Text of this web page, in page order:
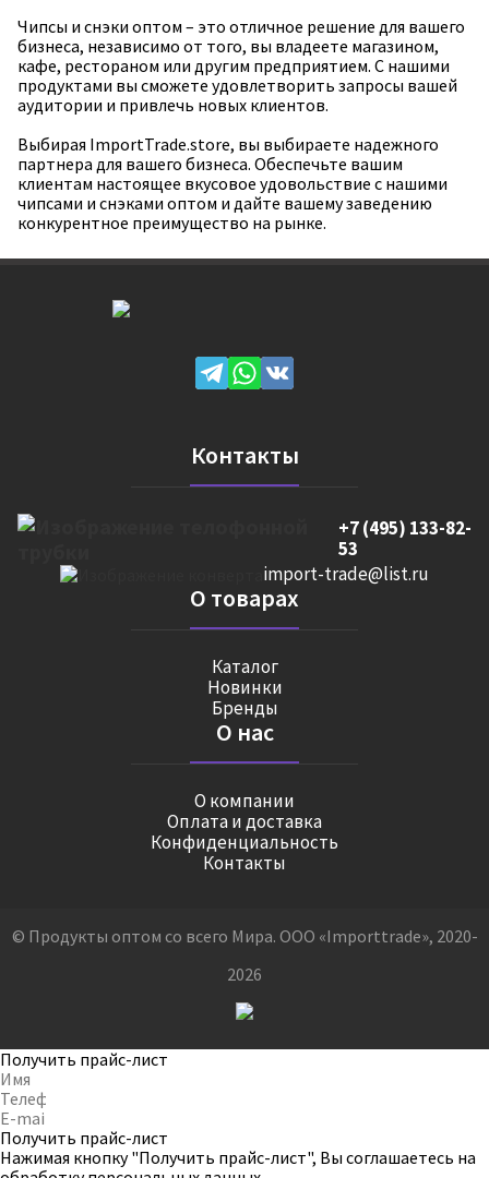
Чипсы и снэки оптом – это отличное решение для вашего
бизнеса, независимо от того, вы владеете магазином,
кафе, рестораном или другим предприятием. С нашими
продуктами вы сможете удовлетворить запросы вашей
аудитории и привлечь новых клиентов.
Выбирая ImportTrade.store, вы выбираете надежного
партнера для вашего бизнеса. Обеспечьте вашим
клиентам настоящее вкусовое удовольствие с нашими
чипсами и снэками оптом и дайте вашему заведению
конкурентное преимущество на рынке.
Контакты
+7 (495) 133-82-
53
import-trade@list.ru
О товарах
Каталог
Новинки
Бренды
О нас
О компании
Оплата и доставка
Конфиденциальность
Контакты
© Продукты оптом со всего Мира. ООО «Importtrade», 2020-
2026
Получить прайс-лист
Получить прайс-лист
Нажимая кнопку "Получить прайс-лист", Вы соглашаетесь на